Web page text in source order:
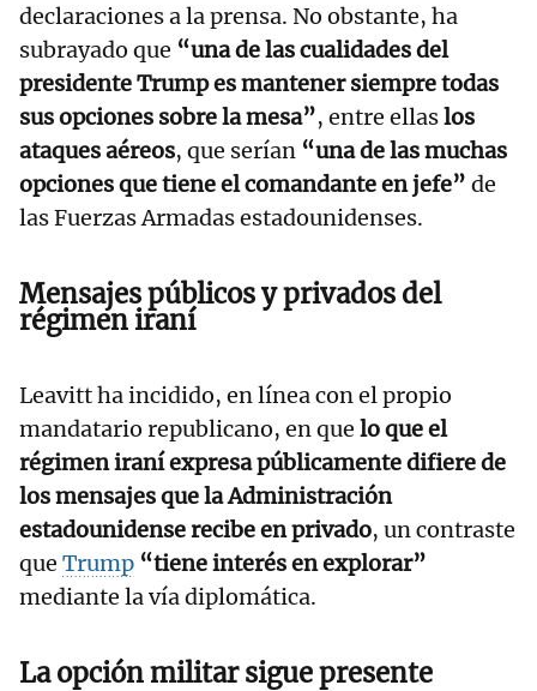
declaraciones a la prensa. No obstante, ha
subrayado que “una de las cualidades del
presidente Trump es mantener siempre todas
sus opciones sobre la mesa”, entre ellaslos
ataques aéreos, que serían “una de las muchas
opciones que tiene el comandante en jefe” de
las Fuerzas Armadas estadounidenses.
Mensajes públicos y privados del
régimen iraní
Leavitt ha incidido, en línea con el propio
mandatario republicano, en que lo que el
régimen iraní expresa públicamente difiere de
los mensajes que la Administración
estadounidense recibe en privado, un contraste
que Trump “tiene interés en explorar”
mediante la vía diplomática.
La opción militar sigue presente